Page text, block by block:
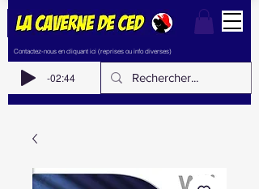
Contactez-nous en cliquant ici (reprises ou info diverses)
-02:44